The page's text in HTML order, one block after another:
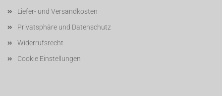
Liefer- und Versandkosten
Privatsphäre und Datenschutz
Widerrufsrecht
Cookie Einstellungen